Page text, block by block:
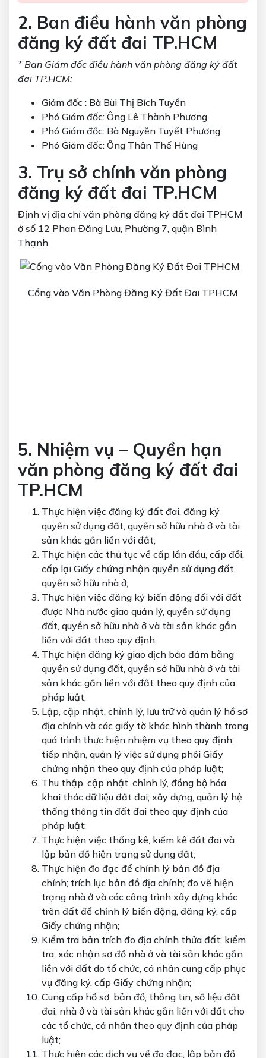
2. Ban điều hành văn phòng
đăng ký đất đai TP.HCM
* Ban Giám đốc điều hành văn phòng đăng ký đất
đai TP.HCM:
Giám đốc : Bà Bùi Thị Bích Tuyền
Phó Giám đốc: Ông Lê Thành Phương
Phó Giám đốc: Bà Nguyễn Tuyết Phương
Phó Giám đốc: Ông Thân Thế Hùng
3. Trụ sở chính văn phòng
đăng ký đất đai TP.HCM
Định vị địa chỉ văn phòng đăng ký đất đai TPHCM
ở số 12 Phan Đăng Lưu, Phường 7, quận Bình
Thạnh
Cổng vào Văn Phòng Đăng Ký Đất Đai TPHCM
5. Nhiệm vụ – Quyền hạn
văn phòng đăng ký đất đai
TP.HCM
Thực hiện việc đăng ký đất đai, đăng ký
quyền sử dụng đất, quyền sở hữu nhà ở và tài
sản khác gắn liền với đất;
Thực hiện các thủ tục về cấp lần đầu, cấp đổi,
cấp lại Giấy chứng nhận quyền sử dụng đất,
quyền sở hữu nhà ở;
Thực hiện việc đăng ký biến động đối với đất
được Nhà nước giao quản lý, quyền sử dụng
đất, quyền sở hữu nhà ở và tài sản khác gắn
liền với đất theo quy định;
Thực hiện đăng ký giao dịch bảo đảm bằng
quyền sử dụng đất, quyền sở hữu nhà ở và tài
sản khác gắn liền với đất theo quy định của
pháp luật;
Lập, cập nhật, chỉnh lý, lưu trữ và quản lý hồ sơ
địa chính và các giấy tờ khác hình thành trong
quá trình thực hiện nhiệm vụ theo quy định;
tiếp nhận, quản lý việc sử dụng phôi Giấy
chứng nhận theo quy định của pháp luật;
Thu thập, cập nhật, chỉnh lý, đồng bộ hóa,
khai thác dữ liệu đất đai; xây dựng, quản lý hệ
thống thông tin đất đai theo quy định của
pháp luật;
Thực hiện việc thống kê, kiểm kê đất đai và
lập bản đồ hiện trạng sử dụng đất;
Thực hiện đo đạc để chỉnh lý bản đồ địa
chính; trích lục bản đồ địa chính; đo vẽ hiện
trạng nhà ở và các công trình xây dựng khác
trên đất để chỉnh lý biến động, đăng ký, cấp
Giấy chứng nhận;
Kiểm tra bản trích đo địa chính thửa đất; kiểm
tra, xác nhận sơ đồ nhà ở và tài sản khác gắn
liền với đất do tổ chức, cá nhân cung cấp phục
vụ đăng ký, cấp Giấy chứng nhận;
Cung cấp hồ sơ, bản đồ, thông tin, số liệu đất
đai, nhà ở và tài sản khác gắn liền với đất cho
các tổ chức, cá nhân theo quy định của pháp
luật;
Thực hiện các dịch vụ về đo đạc, lập bản đồ